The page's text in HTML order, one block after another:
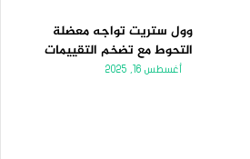
وول ستريت تواجه معضلة
التحوط مع تضخم التقييمات
أغسطس 16, 2025